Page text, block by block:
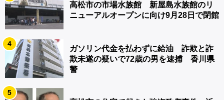
高松市の市場水族館 新屋島水族館のリ
ニューアルオープンに向け9月28日で閉館
4
ガソリン代金を払わずに給油 詐欺と詐
欺未遂の疑いで72歳の男を逮捕 香川県
警
5